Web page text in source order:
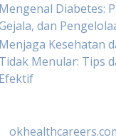
Mengenal Diabetes:
dan
Menjaga Kesehatan
Tidak Menular: Tips
Efektif